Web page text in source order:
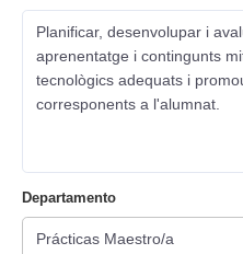
Planificar, desenvolupar i
aprenentatge i contingunts
tecnològics adequats i
corresponents a l'alumnat.
Departamento